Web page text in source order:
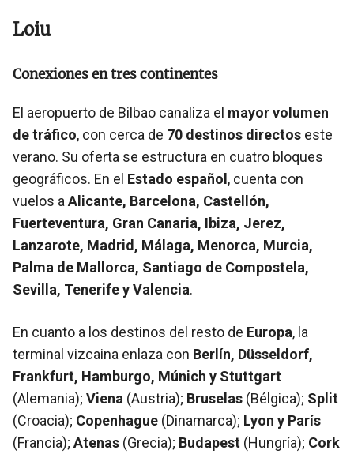
Loiu
Conexiones en tres continentes
El aeropuerto de Bilbao canaliza el mayor volumen
de tráfico, con cerca de 70 destinos directos este
verano. Su oferta se estructura en cuatro bloques
geográficos. En el Estado español , cuenta con
vuelos a Alicante, Barcelona, Castellón,
Fuerteventura, Gran Canaria, Ibiza, Jerez,
Lanzarote, Madrid, Málaga, Menorca, Murcia,
Palma de Mallorca, Santiago de Compostela,
Sevilla, Tenerife y Valencia.
En cuanto a los destinos del resto de Europa, la
terminal vizcaina enlaza con Berlín, Düsseldorf,
Frankfurt, Hamburgo, Múnich y Stuttgart
(Alemania); Viena (Austria); Bruselas (Bélgica); Split
(Croacia); Copenhague (Dinamarca); Lyon y París
(Francia); Atenas (Grecia); Budapest (Hungría); Cork